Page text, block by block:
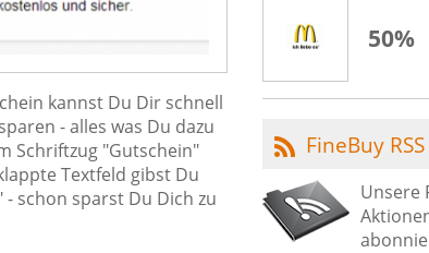
kannst Du Dir schnell
- alles was Du dazu
Schriftzug "Gutschein"
Textfeld gibst Du
schon sparst Du Dich zu
50%
FineBuy RSS
Unsere